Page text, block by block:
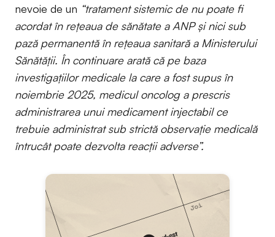
nevoie de un “tratament sistemic de nu poate fi
acordat în rețeaua de sănătate a ANP şi nici sub
pază permanentă în reţeaua sanitară a Ministerului
Sănătăţii. În continuare arată că pe baza
investigaţiilor medicale la care a fost supus în
noiembrie 2025, medicul oncolog a prescris
administrarea unui medicament injectabil ce
trebuie administrat sub strictă observaţie medicală
întrucât poate dezvolta reacţii adverse”.